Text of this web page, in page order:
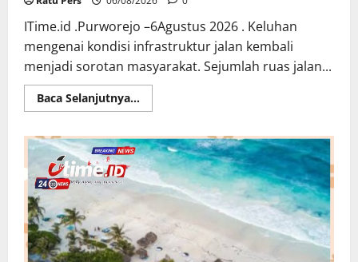
ITime.id .Purworejo –6Agustus 2026 . Keluhan
mengenai kondisi infrastruktur jalan kembali
menjadi sorotan masyarakat. Sejumlah ruas jalan...
Baca Selanjutnya...
more
Kota
yang
Menyapa
Lewat
Jalan
Berlubang,
Pertanyakan
Perhatian
Pemerintah
Daerah